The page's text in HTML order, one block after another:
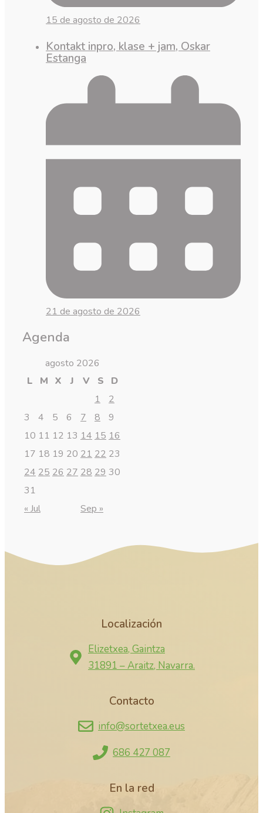
15 de agosto de 2026
Kontakt inpro, klase + jam, Oskar
Estanga
21 de agosto de 2026
Agenda
agosto 2026
L
M X J V S
D
1
2
3
4 5 6 7 8
9
10 11 12 13 14 15 16
17 18 19 20 21 22 23
24 25 26 27 28 29 30
31
« Jul
Sep »
Localización
Elizetxea, Gaintza
31891 – Araitz, Navarra.
Contacto
info@sortetxea.eus
686 427 087
En la red